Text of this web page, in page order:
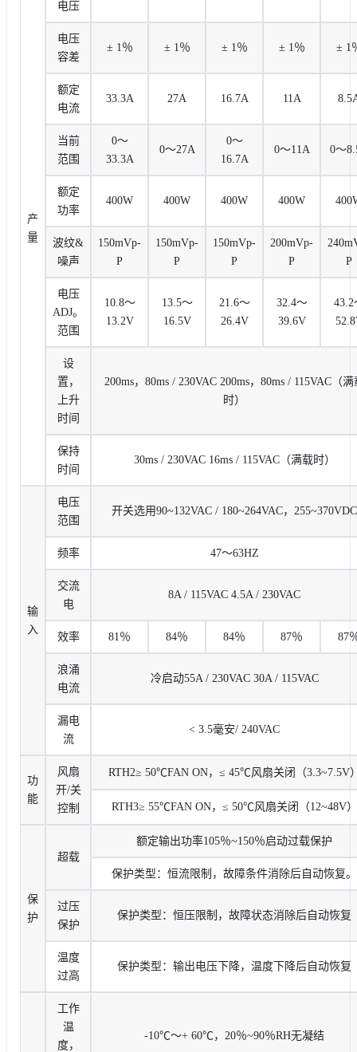
产
量
电压
电压
容差
± 1％ ± 1％ ± 1％ ± 1％ ± 1
额定
电流
33.3A 27A 16.7A 11A
当前
范围
0〜
33.3A
0〜27A
0〜
16.7A
0〜11A 0〜
额定
功率
400W 400W 400W 400W
波纹&
噪声
150mVp-
P
150mVp-
P
150mVp-
P
200mVp-
P
P
电压
ADJ。
范围
10.8〜
13.2V
13.5〜
16.5V
21.6〜
26.4V
32.4〜
39.6V
43.2
设
置，
上升
时间
200ms，80ms / 230VAC 200ms，80ms / 115VAC（满
时）
保持
时间
30ms / 230VAC 16ms / 115VAC（满载时）
输
入
电压
范围
开关选用90~132VAC / 180~264VAC，255~370VDC
频率 47〜63HZ
交流
电
8A / 115VAC 4.5A / 230VAC
效率 81％ 84％ 84％ 87％ 87
浪涌
电流
冷启动55A / 230VAC 30A / 115VAC
漏电
流
< 3.5毫安/ 240VAC
功
能
风扇
开/关
控制
RTH2≥ 50℃FAN ON，≤ 45℃风扇关闭（3.3~7.5V
RTH3≥ 55℃FAN ON，≤ 50℃风扇关闭（12~48V）
保
护
超载
额定输出功率105％~150％启动过载保护
保护类型：恒流限制，故障条件消除后自动恢复。
过压
保护
保护类型：恒压限制，故障状态消除后自动恢复
温度
过高
保护类型：输出电压下降，温度下降后自动恢复
工作
温
度，
-10℃〜+ 60℃，20％~90％RH无凝结